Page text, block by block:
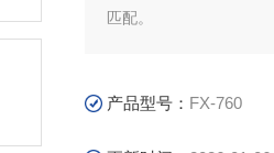
匹配。
产品型号： FX-760